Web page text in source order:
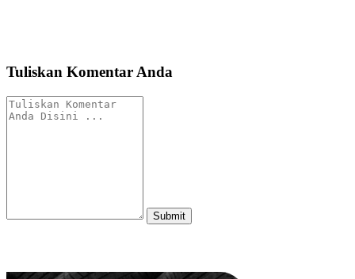
Tuliskan Komentar Anda
Submit